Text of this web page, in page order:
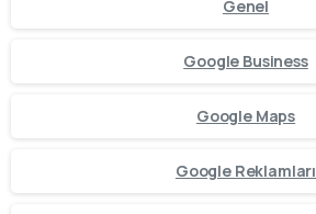
Genel
Google Business
Google Maps
Google Reklamları